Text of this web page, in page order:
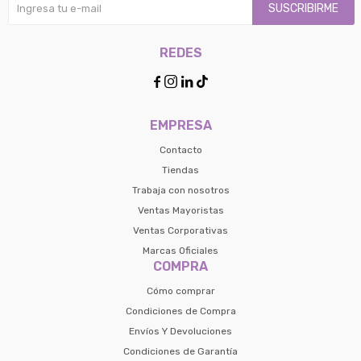
EMPRESA
Contacto
Tiendas
Trabaja con nosotros
Ventas Mayoristas
Ventas Corporativas
Marcas Oficiales
COMPRA
Cómo comprar
Condiciones de Compra
Envíos Y Devoluciones
Condiciones de Garantía
SUSCRIBIRME
REDES
   
Mes Año
Seleccioná Pago Después como metodo
Parece que no tenes oferta, lamentamos
el inconveniente, por cualquier duda
preguntas@pagodespues.com.uy